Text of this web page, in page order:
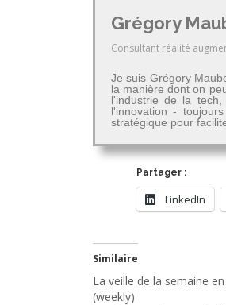
Grégory
Consultant réalité
Je suis Grégory
la manière dont on
l'industrie de la
l'innovation -
stratégique pour
Partager :
LinkedIn
Similaire
La veille de la semaine
(weekly)